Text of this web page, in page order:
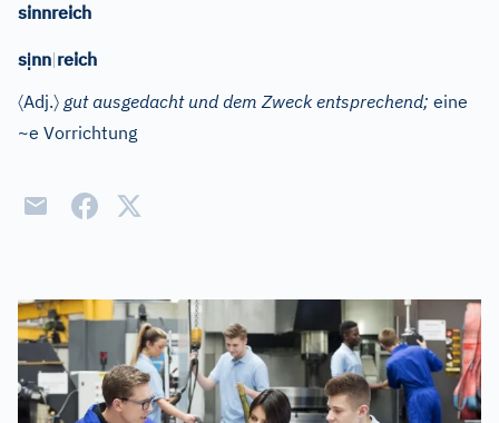
sinnreich
sịnn|reich
〈Adj.〉 gut ausgedacht und dem Zweck entsprechend; eine
~e Vorrichtung